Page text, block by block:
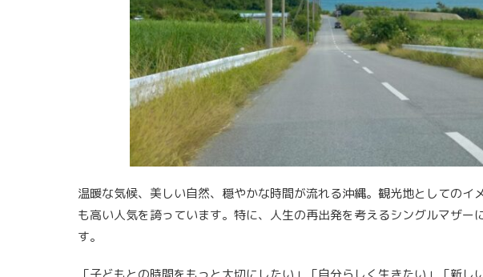
温暖な気候、美しい自然、穏やかな時間が流れる沖縄。観光地としての
も高い人気を誇っています。特に、人生の再出発を考えるシングルマザ
す。